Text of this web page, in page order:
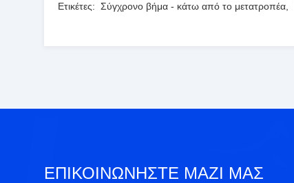
Ετικέτες: Σύγχρονο βήμα - κάτω από το μετατροπέα
ΕΠΙΚΟΙΝΩΝΉΣΤΕ ΜΑΖΊ ΜΑΣ